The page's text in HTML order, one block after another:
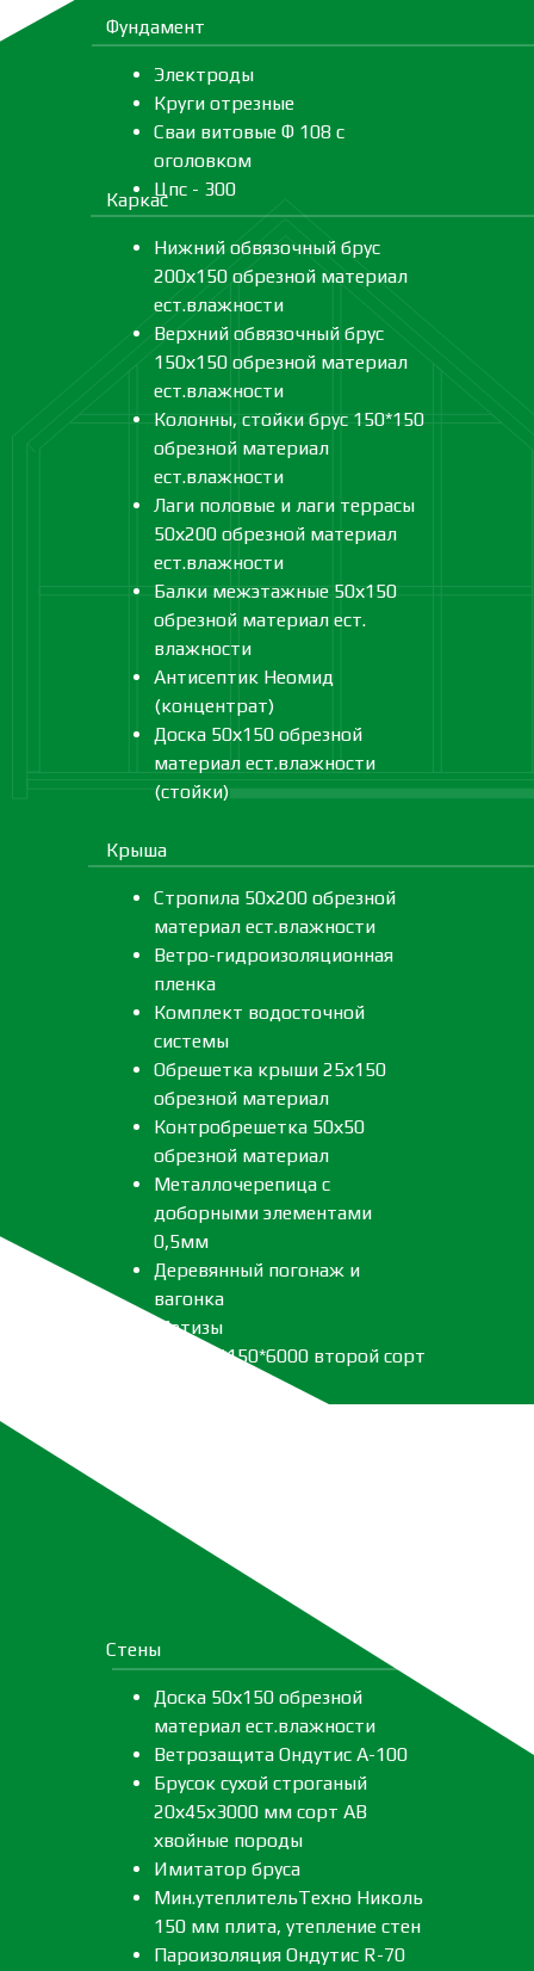
Фундамент
Электроды
Круги отрезные
Сваи витовые Ф 108 с
оголовком
Цпс - 300
Каркас
Нижний обвязочный брус
200х150 обрезной материал
ест.влажности
Верхний обвязочный брус
150х150 обрезной материал
ест.влажности
Колонны, стойки брус 150*150
обрезной материал
ест.влажности
Лаги половые и лаги террасы
50х200 обрезной материал
ест.влажности
Балки межэтажные 50х150
обрезной материал ест.
влажности
Антисептик Неомид
(концентрат)
Доска 50х150 обрезной
материал ест.влажности
(стойки)
Крыша
Стропила 50х200 обрезной
материал ест.влажности
Ветро-гидроизоляционная
пленка
Комплект водосточной
системы
Обрешетка крыши 25х150
обрезной материал
Контробрешетка 50х50
обрезной материал
Металлочерепица с
доборными элементами
0,5мм
Деревянный погонаж и
вагонка
Метизы
Леса 40*150*6000 второй сорт
Стены
Доска 50х150 обрезной
материал ест.влажности
Ветрозащита Ондутис А-100
Брусок сухой строганый
20х45х3000 мм сорт АВ
хвойные породы
Имитатор бруса
Мин.утеплительТехно Николь
150 мм плита, утепление стен
Пароизоляция Ондутис R-70